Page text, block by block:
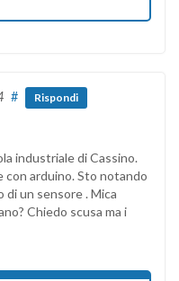
# Rispondi
industriale di Cassino.
con arduino. Sto notando
un sensore . Mica
Chiedo scusa ma i